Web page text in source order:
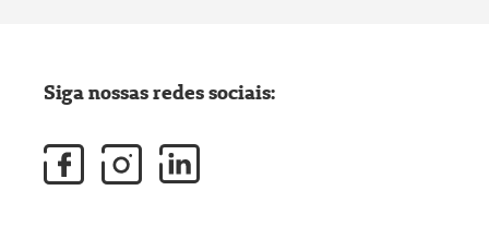
Siga nossas redes sociais: